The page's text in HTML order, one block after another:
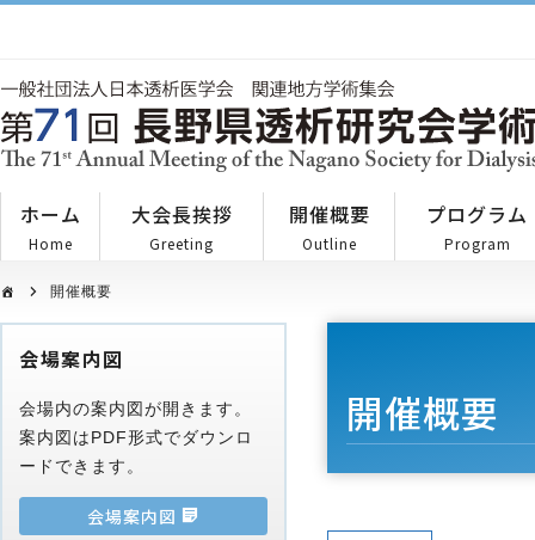
ホーム
Home
大会長挨拶
Greeting
開催概要
Outline
プログラム
Program
開催概要
開催概要
会場案内図
会場内の案内図が開きます。
案内図はPDF形式でダウンロ
ードできます。
会場案内図